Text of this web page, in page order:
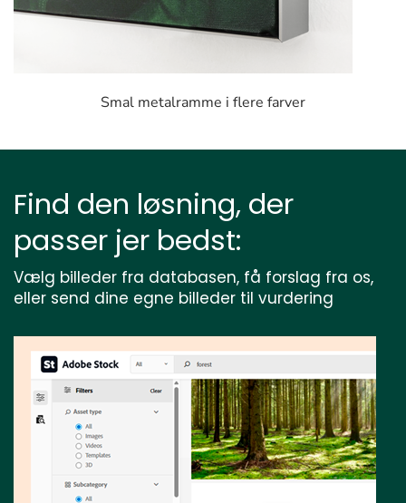
Smal metalramme i flere farver
Find den løsning, der
passer jer bedst:
Vælg billeder fra databasen, få forslag fra os,
eller send dine egne billeder til vurdering